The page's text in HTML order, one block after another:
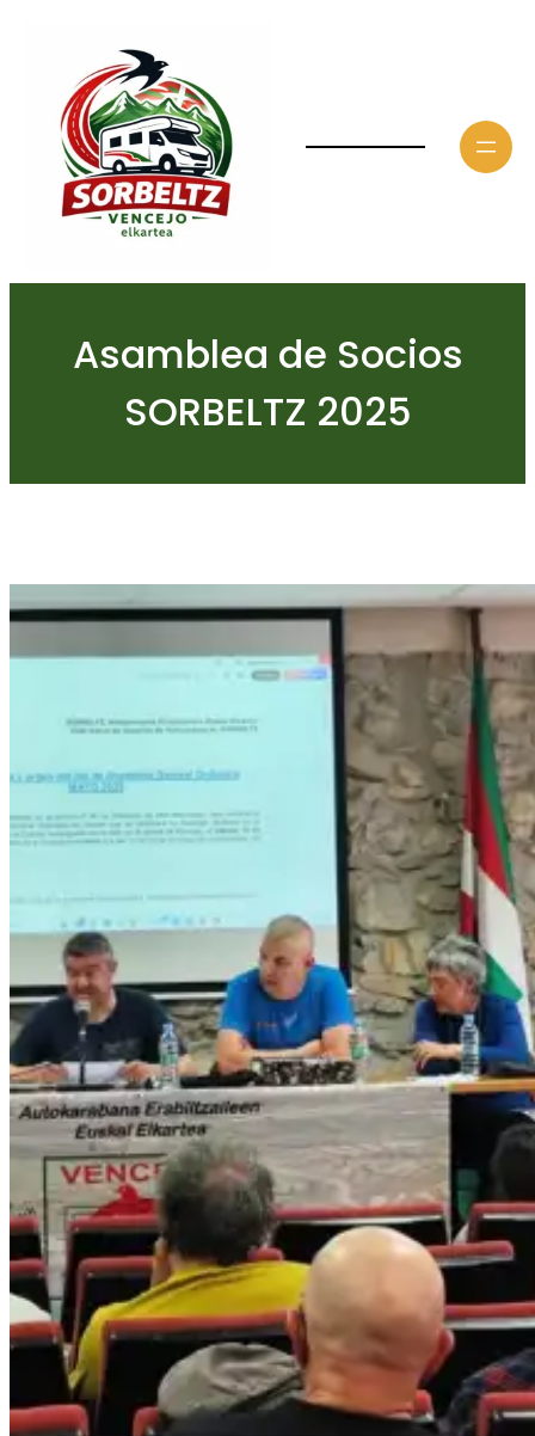
Asamblea de Socios
SORBELTZ 2025